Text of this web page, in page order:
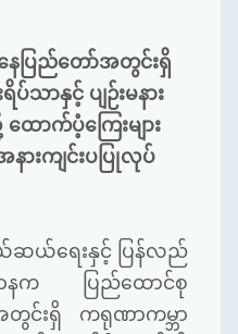
ေပြည်တော်အတွင်းရှိ
ရိပ်သာနှင့် ပျဉ်းမနား
ထောက်ပံ့ကြေးများ
နားကျင်းပပြုလုပ်
ယ်ရေးနှင့် ပြန်လည်
ာနက
ပြည်ထောင်စု
တွင်းရှိ
ကရုဏာကမ္ဘာ